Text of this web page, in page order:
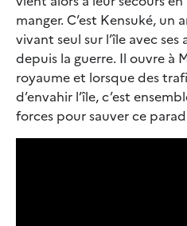
manger. C’est Kensuké, un
vivant seul sur l’île avec
depuis la guerre. Il ouvre à
royaume et lorsque des
d’envahir l’île, c’est
forces pour sauver ce